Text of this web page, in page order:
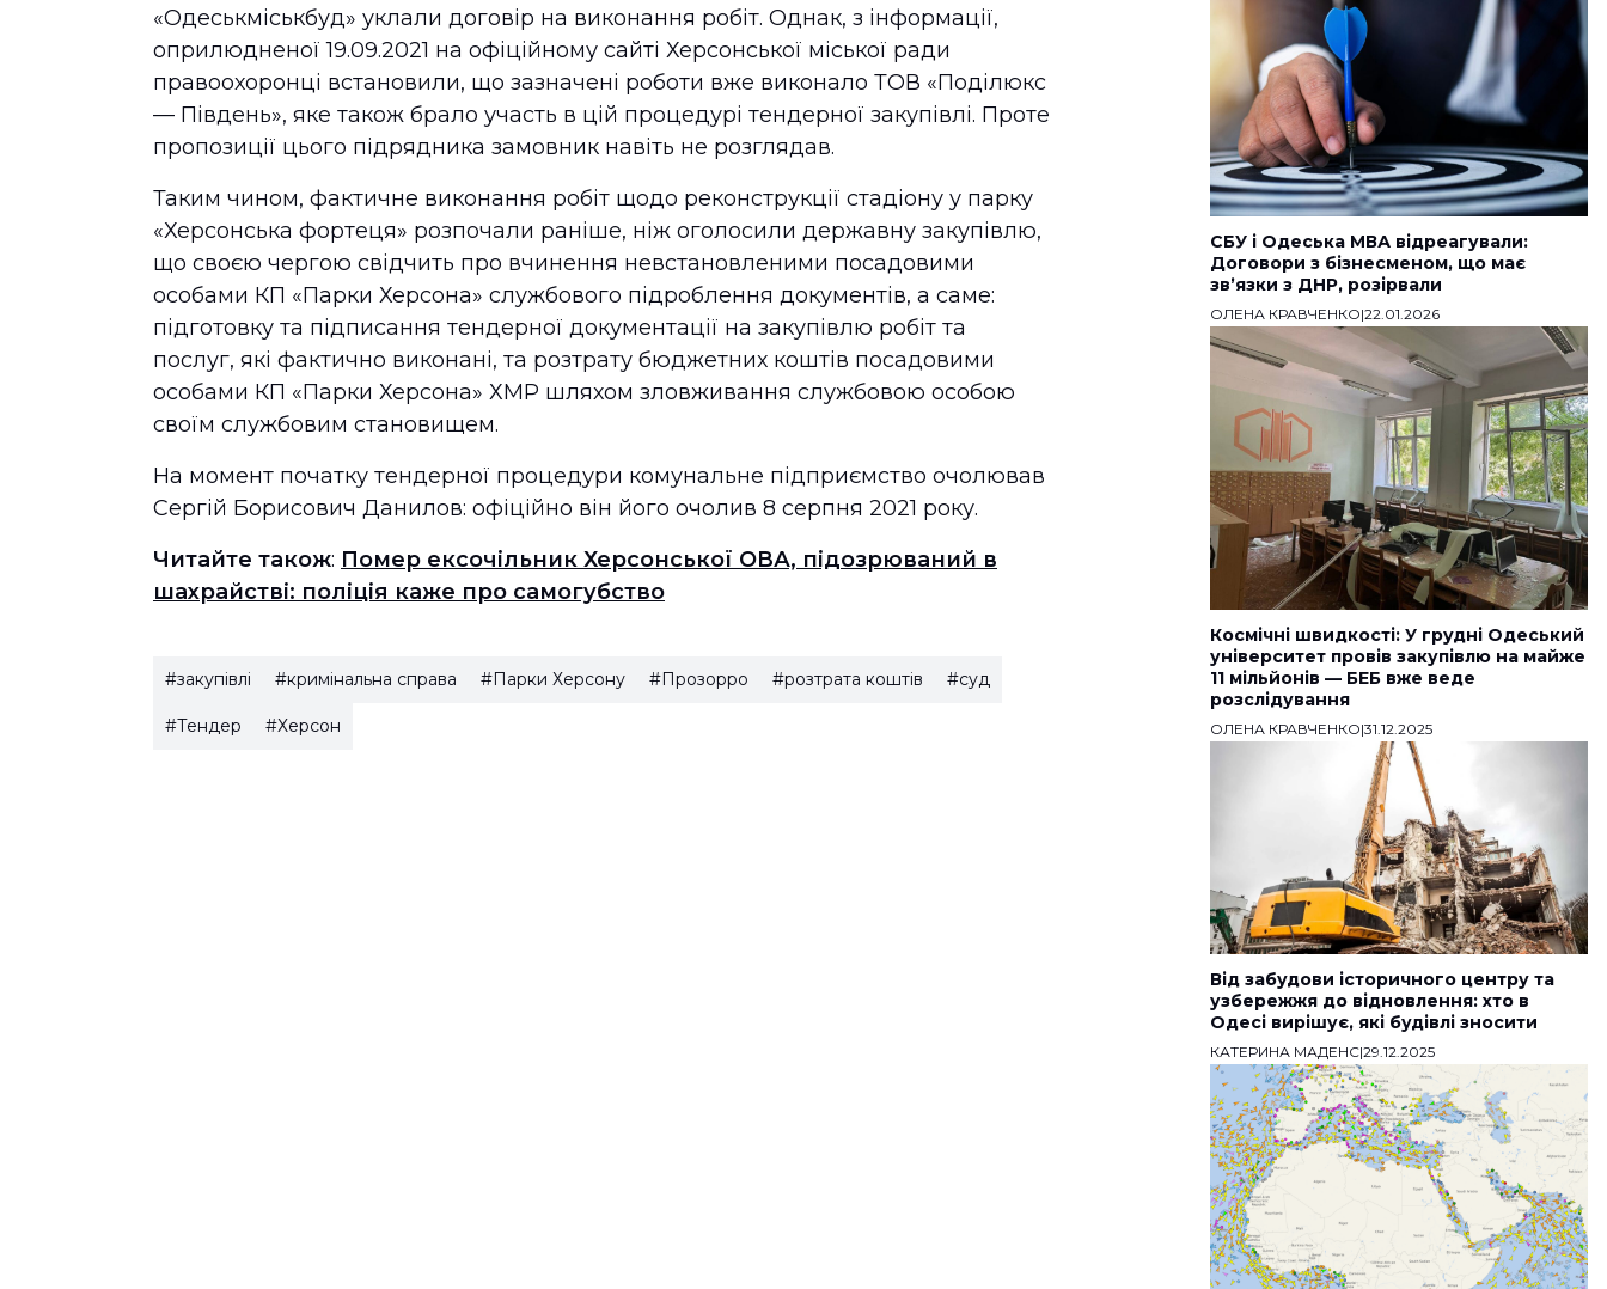
«Одеськміськбуд» уклали договір на виконання робіт. Однак, з інформації,
оприлюдненої 19.09.2021 на офіційному сайті Херсонської міської ради
правоохоронці встановили, що зазначені роботи вже виконало ТОВ «Поділюкс
— Південь», яке також брало участь в цій процедурі тендерної закупівлі. Проте
пропозиції цього підрядника замовник навіть не розглядав.
Таким чином, фактичне виконання робіт щодо реконструкції стадіону у парку
«Херсонська фортеця» розпочали раніше, ніж оголосили державну закупівлю,
що своєю чергою свідчить про вчинення невстановленими посадовими
особами КП «Парки Херсона» службового підроблення документів, а саме:
підготовку та підписання тендерної документації на закупівлю робіт та
послуг, які фактично виконані, та розтрату бюджетних коштів посадовими
особами КП «Парки Херсона» ХМР шляхом зловживання службовою особою
своїм службовим становищем.
На момент початку тендерної процедури комунальне підприємство очолював
Сергій Борисович Данилов: офіційно він його очолив 8 серпня 2021 року.
Читайте також: Помер ексочільник Херсонської ОВА, підозрюваний в
шахрайстві: поліція каже про самогубство
#закупівлі #кримінальна справа #Парки Херсону #Прозорро #розтрата коштів #суд
#Тендер #Херсон
СБУ і Одеська МВА відреагували:
Договори з бізнесменом, що має
звʼязки з ДНР, розірвали
ОЛЕНА КРАВЧЕНКО|22.01.2026
Космічні швидкості: У грудні Одеський
університет провів закупівлю на майже
11 мільйонів — БЕБ вже веде
розслідування
ОЛЕНА КРАВЧЕНКО|31.12.2025
Від забудови історичного центру та
узбережжя до відновлення: хто в
Одесі вирішує, які будівлі зносити
КАТЕРИНА МАДЕНС|29.12.2025